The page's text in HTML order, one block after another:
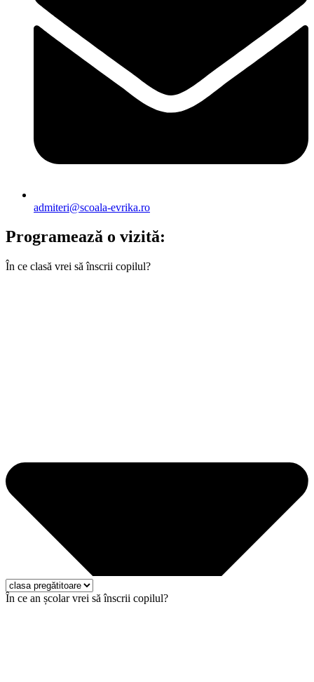
admiteri@scoala-evrika.ro
Programează o vizită:
În ce clasă vrei să înscrii copilul?
În ce an școlar vrei să înscrii copilul?